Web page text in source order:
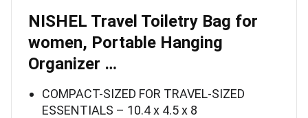
NISHEL Travel Toiletry Bag for
women, Portable Hanging
Organizer …
COMPACT-SIZED FOR TRAVEL-SIZED
ESSENTIALS – 10.4 x 4.5 x 8